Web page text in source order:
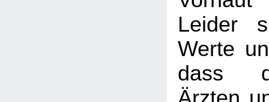
Leider
Werte
dass